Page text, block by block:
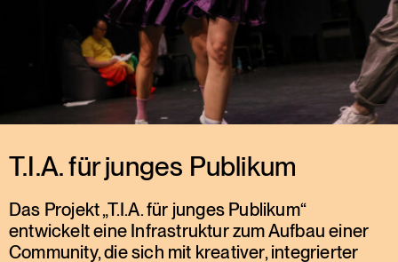
T.I.A. für junges Publikum
Das Projekt „T.I.A. für junges Publikum“
entwickelt eine Infrastruktur zum Aufbau einer
Community, die sich mit kreativer, integrierter